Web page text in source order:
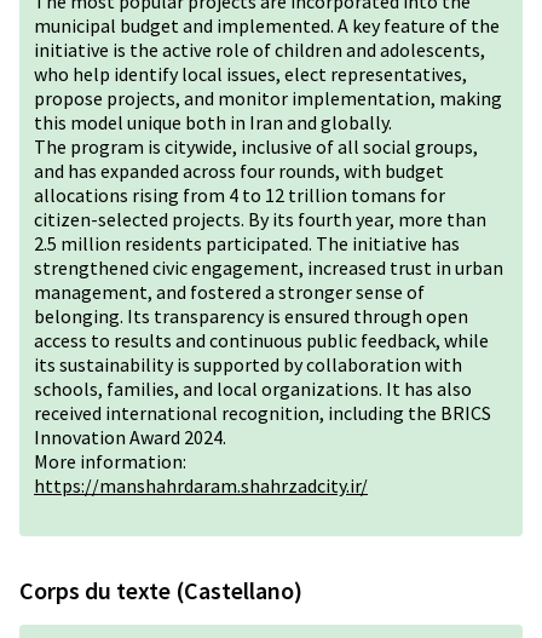
municipal budget and implemented. A key feature of the
initiative is the active role of children and adolescents,
who help identify local issues, elect representatives,
propose projects, and monitor implementation, making
this model unique both in Iran and globally.
The program is citywide, inclusive of all social groups,
and has expanded across four rounds, with budget
allocations rising from 4 to 12 trillion tomans for
citizen-selected projects. By its fourth year, more than
2.5 million residents participated. The initiative has
strengthened civic engagement, increased trust in urban
management, and fostered a stronger sense of
belonging. Its transparency is ensured through open
access to results and continuous public feedback, while
its sustainability is supported by collaboration with
schools, families, and local organizations. It has also
received international recognition, including the BRICS
Innovation Award 2024.
More information:
https://manshahrdaram.shahrzadcity.ir/
Corps du texte (Castellano)